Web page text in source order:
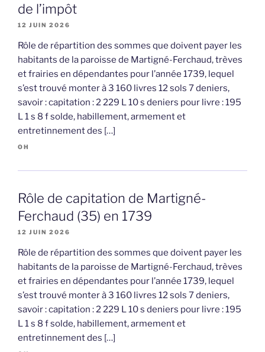
de l’impôt
12 JUIN 2026
Rôle de répartition des sommes que doivent payer les
habitants de la paroisse de Martigné-Ferchaud, trèves
et frairies en dépendantes pour l’année 1739, lequel
s’est trouvé monter à 3 160 livres 12 sols 7 deniers,
savoir : capitation : 2 229 L 10 s deniers pour livre : 195
L 1 s 8 f solde, habillement, armement et
entretinnement des […]
OH
Rôle de capitation de Martigné-
Ferchaud (35) en 1739
12 JUIN 2026
Rôle de répartition des sommes que doivent payer les
habitants de la paroisse de Martigné-Ferchaud, trèves
et frairies en dépendantes pour l’année 1739, lequel
s’est trouvé monter à 3 160 livres 12 sols 7 deniers,
savoir : capitation : 2 229 L 10 s deniers pour livre : 195
L 1 s 8 f solde, habillement, armement et
entretinnement des […]